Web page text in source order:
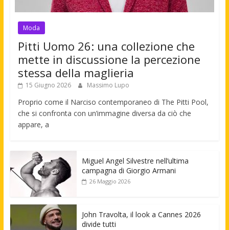
Moda
Pitti Uomo 26: una collezione che
mette in discussione la percezione
stessa della maglieria
15 Giugno 2026 Massimo Lupo
Proprio come il Narciso contemporaneo di The Pitti Pool,
che si confronta con un’immagine diversa da ciò che
appare, a
Miguel Angel Silvestre nell’ultima
campagna di Giorgio Armani
26 Maggio 2026
John Travolta, il look a Cannes 2026
divide tutti